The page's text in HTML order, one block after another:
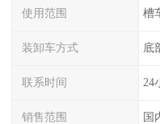
使用范围 槽
装卸车方式 底
联系时间 24
销售范围 国